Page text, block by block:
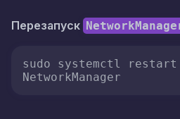
Перезапуск
sudo systemctl restart
NetworkManager